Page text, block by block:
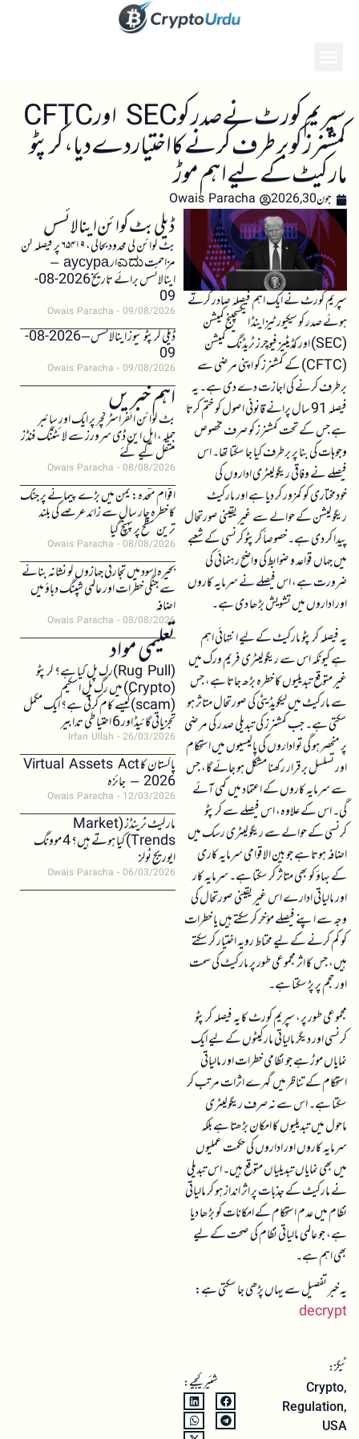
سپریم کورٹ نے صدر کو SEC اور CFTC
کمشنرز کو برطرف کرنے کا اختیار دے دیا، کرپٹو
مارکیٹ کے لیے اہم موڑ
جون 30, 2026 Owais Paracha
سپریم کورٹ نے ایک اہم فیصلہ صادر کرتے
ہوئے صدر کو سیکیورٹیز اینڈ ایکسچینج کمیشن
(SEC) اور کمڈیٹیز فیوچرز ٹریڈنگ کمیشن
(CFTC) کے کمشنرز کو اپنی مرضی سے
برطرف کرنے کی اجازت دے دی ہے۔ یہ
فیصلہ 91 سال پرانے قانونی اصول کو ختم کرتا
ہے جس کے تحت کمشنرز کو صرف مخصوص
وجوہات کی بنا پر برطرف کیا جا سکتا تھا۔ اس
فیصلے نے وفاقی ریگولیٹری اداروں کی
خودمختاری کو کمزور کر دیا ہے اور مارکیٹ
ریگولیشن کے حوالے سے غیر یقینی صورتحال
پیدا کر دی ہے۔ خصوصاً کرپٹو کرنسی کے شعبے
میں جہاں قواعد و ضوابط کی واضح رہنمائی کی
ضرورت ہے، اس فیصلے نے سرمایہ کاروں
اور اداروں میں تشویش بڑھا دی ہے۔
یہ فیصلہ کرپٹو مارکیٹ کے لیے انتہائی اہم
ہے کیونکہ اس سے ریگولیٹری فریم ورک میں
غیر متوقع تبدیلیوں کا خطرہ بڑھ جاتا ہے، جس
سے مارکیٹ میں لیکویڈیٹی کی صورتحال متاثر ہو
سکتی ہے۔ جب کمشنرز کی تبدیلی صدر کی مرضی
پر منحصر ہو گی تو اداروں کی پالیسیوں میں استحکام
اور تسلسل برقرار رکھنا مشکل ہو جائے گا، جس
سے سرمایہ کاروں کے اعتماد میں کمی آئے
گی۔ اس کے علاوہ، اس فیصلے سے کرپٹو
کرنسی کے حوالے سے ریگولیٹری رسک میں
اضافہ ہوتا ہے جو بین الاقوامی سرمایہ کاری
کے بہاؤ کو بھی متاثر کر سکتا ہے۔ سرمایہ کار
اور مالیاتی ادارے اس غیر یقینی صورتحال کی
وجہ سے اپنے فیصلے مؤخر کر سکتے ہیں یا خطرات
کو کم کرنے کے لیے محتاط رویہ اختیار کر سکتے
ہیں، جس کا اثر مجموعی طور پر مارکیٹ کی سمت
اور حجم پر پڑ سکتا ہے۔
مجموعی طور پر، سپریم کورٹ کا یہ فیصلہ کرپٹو
کرنسی اور دیگر مالیاتی مارکیٹوں کے لیے ایک
نمایاں موڑ ہے جو نظامی خطرات اور مالیاتی
استحکام کے تناظر میں گہرے اثرات مرتب کر
سکتا ہے۔ اس سے نہ صرف ریگولیٹری
ماحول میں تبدیلیوں کا امکان بڑھتا ہے بلکہ
سرمایہ کاروں اور اداروں کی حکمت عملیوں
میں بھی نمایاں تبدیلیاں متوقع ہیں۔ اس تبدیلی
نے مارکیٹ کے جذبات پر اثر انداز ہو کر مالیاتی
نظام میں عدم استحکام کے امکانات کو بڑھا دیا
ہے، جو عالمی مالیاتی نظام کی صحت کے لیے
بھی اہم ہے۔
یہ خبر تفصیل سے یہاں پڑھی جا سکتی ہے:
decrypt
ٹیگز:
Crypto,
Regulation,
USA
شئیر کیجیے:
ڈیلی بٹ کوائن اینالائسس
بٹ کوائن کی محدود بحالی، ۶۵۴۱۹ پر فیصلہ کن
مزاحمت ಎದುار аусура –
اینالائسس برائے تاریخ 2026-08-
09
Owais Paracha 09/08/2026
ڈیلی کرپٹو نیوز اینالائسس – 2026-08-
09
Owais Paracha 09/08/2026
اہم خبریں
بٹ کوائن انفراسٹرکچر پر ایک اور سائبر
حملہ، ایل این ڈی سرورز سے لائٹننگ فنڈز
منتقل کیے گئے
Owais Paracha 08/08/2026
اقوام متحدہ: یمن میں بڑے پیمانے پر جنگ
کا خطرہ چار سال سے زائد عرصے کی بلند
ترین سطح پر پہنچ گیا
Owais Paracha 08/08/2026
بحیرہ اسود میں تجارتی جہازوں کو نشانہ بنانے
سے جنگی خطرات اور عالمی شپنگ دباؤ میں
اضافہ
Owais Paracha 08/08/2026
تعلیمی مواد(Rug Pull)رگ پل کیا ہے؟ کرپٹو
(Crypto) میں رگ پل اسکیم
(scam)کیسے کام کرتی ہے؟ ایک مکمل
تجزیاتی گائیڈ اور 6 احتیاطی تدابیر
Irfan Ullah 26/03/2026
پاکستان کا Virtual Assets Act
2026 – جائزہ
Owais Paracha 12/03/2026
مارکیٹ ٹرینڈز (Market
Trends) کیا ہوتے ہیں؟ 4 موونگ
ایوریج ٹولز
Owais Paracha 06/03/2026